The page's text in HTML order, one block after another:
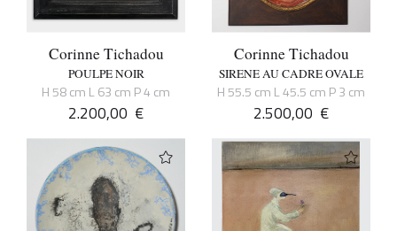
Corinne Tichadou
POULPE NOIR
H 58 cm L 63 cm P 4 cm
2.200,00 €
Corinne Tichadou
SIRENE AU CADRE OVALE
H 55.5 cm L 45.5 cm P 3 cm
2.500,00 €